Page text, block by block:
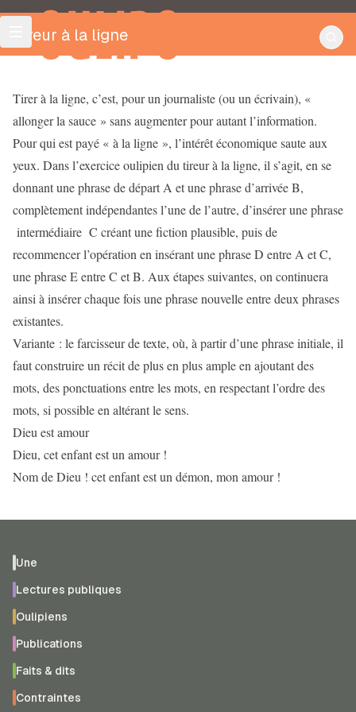
OULIPO
Tireur à la ligne
Tirer à la ligne, c’est, pour un journaliste (ou un écrivain), «
allonger la sauce » sans augmenter pour autant l’information.
Pour qui est payé « à la ligne », l’intérêt économique saute aux
yeux. Dans l’exercice oulipien du tireur à la ligne, il s’agit, en se
donnant une phrase de départ A et une phrase d’arrivée B,
complètement indépendantes l’une de l’autre, d’insérer une phrase
intermédiaire C créant une fiction plausible, puis de
recommencer l’opération en insérant une phrase D entre A et C,
une phrase E entre C et B. Aux étapes suivantes, on continuera
ainsi à insérer chaque fois une phrase nouvelle entre deux phrases
existantes.
Variante : le farcisseur de texte, où, à partir d’une phrase initiale, il
faut construire un récit de plus en plus ample en ajoutant des
mots, des ponctuations entre les mots, en respectant l’ordre des
mots, si possible en altérant le sens.
Dieu est amour
Dieu, cet enfant est un amour !
Nom de Dieu ! cet enfant est un démon, mon amour !
Une
Lectures publiques
Oulipiens
Publications
Faits & dits
Contraintes